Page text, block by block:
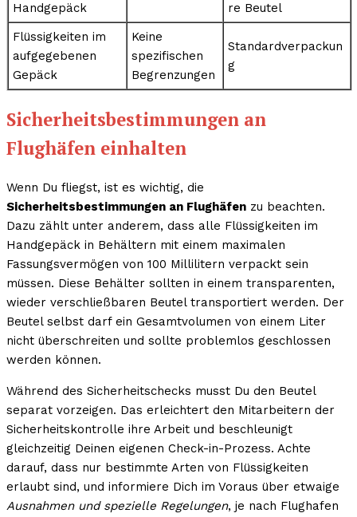
Handgepäck
re Beutel
Flüssigkeiten im
aufgegebenen
Gepäck
Keine
spezifischen
Begrenzungen
Standardverpackun
g
Sicherheitsbestimmungen an
Flughäfen einhalten
Wenn Du fliegst, ist es wichtig, die
Sicherheitsbestimmungen an Flughäfen zu beachten.
Dazu zählt unter anderem, dass alle Flüssigkeiten im
Handgepäck in Behältern mit einem maximalen
Fassungsvermögen von 100 Millilitern verpackt sein
müssen. Diese Behälter sollten in einem transparenten,
wieder verschließbaren Beutel transportiert werden. Der
Beutel selbst darf ein Gesamtvolumen von einem Liter
nicht überschreiten und sollte problemlos geschlossen
werden können.
Während des Sicherheitschecks musst Du den Beutel
separat vorzeigen. Das erleichtert den Mitarbeitern der
Sicherheitskontrolle ihre Arbeit und beschleunigt
gleichzeitig Deinen eigenen Check-in-Prozess. Achte
darauf, dass nur bestimmte Arten von Flüssigkeiten
erlaubt sind, und informiere Dich im Voraus über etwaige
Ausnahmen und spezielle Regelungen, je nach Flughafen